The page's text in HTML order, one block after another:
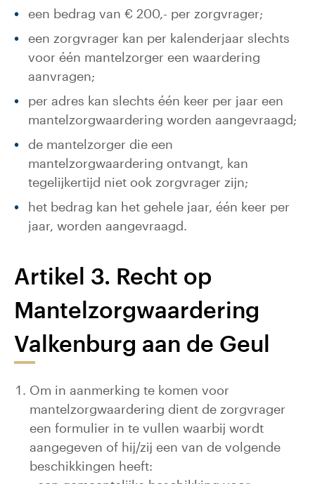
een bedrag van € 200,- per zorgvrager;
een zorgvrager kan per kalenderjaar slechts
voor één mantelzorger een waardering
aanvragen;
per adres kan slechts één keer per jaar een
mantelzorgwaardering worden aangevraagd;
de mantelzorger die een
mantelzorgwaardering ontvangt, kan
tegelijkertijd niet ook zorgvrager zijn;
het bedrag kan het gehele jaar, één keer per
jaar, worden aangevraagd.
Artikel 3. Recht op
Mantelzorgwaardering
Valkenburg aan de Geul
Om in aanmerking te komen voor
mantelzorgwaardering dient de zorgvrager
een formulier in te vullen waarbij wordt
aangegeven of hij/zij een van de volgende
beschikkingen heeft: